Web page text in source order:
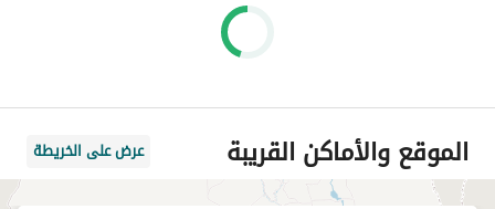
الموقع والأماكن القريبة عرض على الخريطة